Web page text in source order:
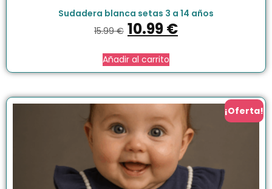
Sudadera blanca setas 3 a 14 años
15.99€ 10.99€
Añadir al carrito
¡Oferta!